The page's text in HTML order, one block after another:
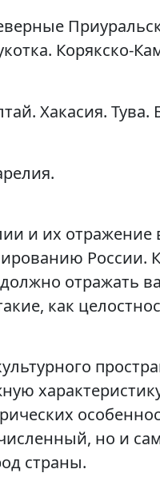
Корякско-
Хакасия. Тува.
и их отражение
России.
отражать
как
но и
страны.